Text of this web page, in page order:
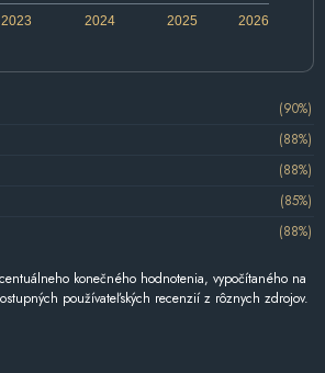
2024 2026
2023 2025
(90%)
(88%)
(88%)
(85%)
(88%)
konečného hodnotenia, vypočítaného na
používateľských recenzií z rôznych zdrojov.